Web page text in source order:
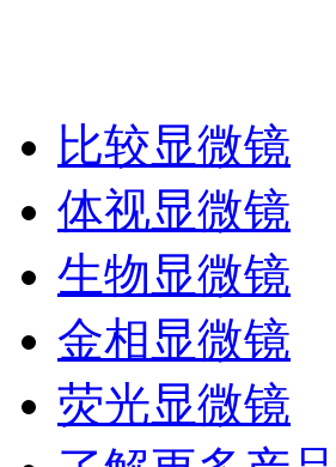
比较显微镜
体视显微镜
生物显微镜
金相显微镜
荧光显微镜